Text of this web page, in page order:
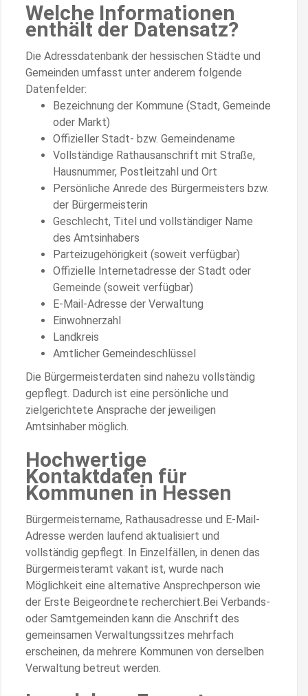
Welche Informationen
enthält der Datensatz?
Die Adressdatenbank der hessischen Städte und
Gemeinden umfasst unter anderem folgende
Datenfelder:
Bezeichnung der Kommune (Stadt, Gemeinde
oder Markt)
Offizieller Stadt- bzw. Gemeindename
Vollständige Rathausanschrift mit Straße,
Hausnummer, Postleitzahl und Ort
Persönliche Anrede des Bürgermeisters bzw.
der Bürgermeisterin
Geschlecht, Titel und vollständiger Name
des Amtsinhabers
Parteizugehörigkeit (soweit verfügbar)
Offizielle Internetadresse der Stadt oder
Gemeinde (soweit verfügbar)
E-Mail-Adresse der Verwaltung
Einwohnerzahl
Landkreis
Amtlicher Gemeindeschlüssel
Die Bürgermeisterdaten sind nahezu vollständig
gepflegt. Dadurch ist eine persönliche und
zielgerichtete Ansprache der jeweiligen
Amtsinhaber möglich.
Hochwertige
Kontaktdaten für
Kommunen in Hessen
Bürgermeistername, Rathausadresse und E-Mail-
Adresse werden laufend aktualisiert und
vollständig gepflegt. In Einzelfällen, in denen das
Bürgermeisteramt vakant ist, wurde nach
Möglichkeit eine alternative Ansprechperson wie
der Erste Beigeordnete recherchiert.Bei Verbands-
oder Samtgemeinden kann die Anschrift des
gemeinsamen Verwaltungssitzes mehrfach
erscheinen, da mehrere Kommunen von derselben
Verwaltung betreut werden.